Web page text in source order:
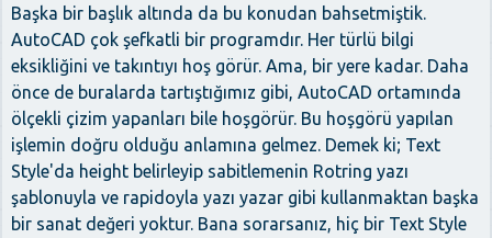
Başka bir başlık altında da bu konudan bahsetmiştik.
AutoCAD çok şefkatli bir programdır. Her türlü bilgi
eksikliğini ve takıntıyı hoş görür. Ama, bir yere kadar. Daha
önce de buralarda tartıştığımız gibi, AutoCAD ortamında
ölçekli çizim yapanları bile hoşgörür. Bu hoşgörü yapılan
işlemin doğru olduğu anlamına gelmez. Demek ki; Text
Style'da height belirleyip sabitlemenin Rotring yazı
şablonuyla ve rapidoyla yazı yazar gibi kullanmaktan başka
bir sanat değeri yoktur. Bana sorarsanız, hiç bir Text Style